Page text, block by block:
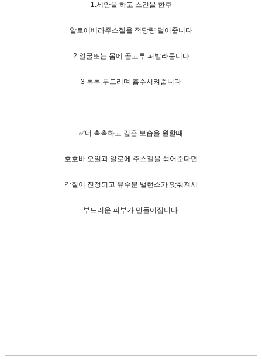
1.세안을 하고 스킨을 한후
알로에베라주스젤을 적당량 덜어줍니다
2.얼굴또는 몸에 골고루 펴발라줍니다
3 톡톡 두드리며 흡수시켜줍니다
✅더 촉촉하고 깊은 보습을 원할때
호호바 오일과 알로에 주스젤을 섞어준다면
각질이 진정되고 유수분 밸런스가 맞춰져서
부드러운 피부가 만들어집니다